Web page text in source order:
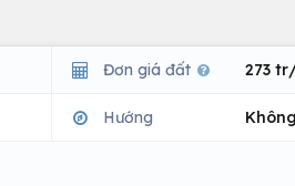
Đơn giá đất 273
Hướng